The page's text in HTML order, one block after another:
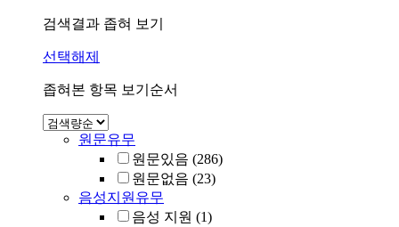
검색결과 좁혀 보기
선택해제
좁혀본 항목 보기순서
원문유무
원문있음 (286)
원문없음 (23)
음성지원유무
음성 지원 (1)